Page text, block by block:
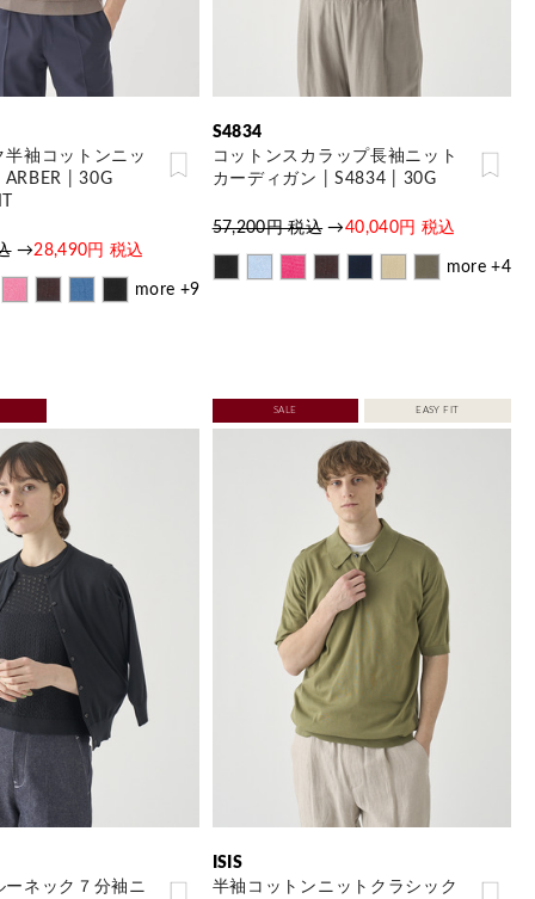
半袖コットンニッ
| 30G
→28,490円 税込
more +9
S4834
コットンスカラップ長袖ニット
カーディガン | S4834 | 30G
57,200円 税込→40,040円 税込
more +4
ーネック７分袖ニ
SALE EASY FIT
ISIS
半袖コットンニットクラシック